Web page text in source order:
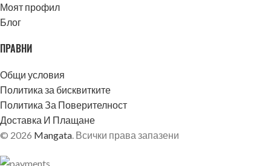
Моят профил
Блог
ПРАВНИ
Общи условия
Политика за бисквитките
Политика За Поверителност
Доставка И Плащане
© 2026 Mangata. Всички права запазени